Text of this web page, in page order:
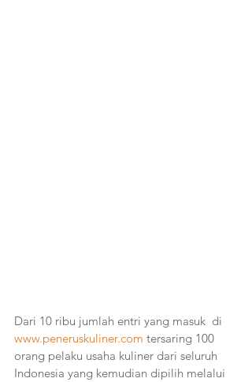
Dari 10 ribu jumlah entri yang masuk  di
www.peneruskuliner.com tersaring 100
orang pelaku usaha kuliner dari seluruh
Indonesia yang kemudian dipilih melalui